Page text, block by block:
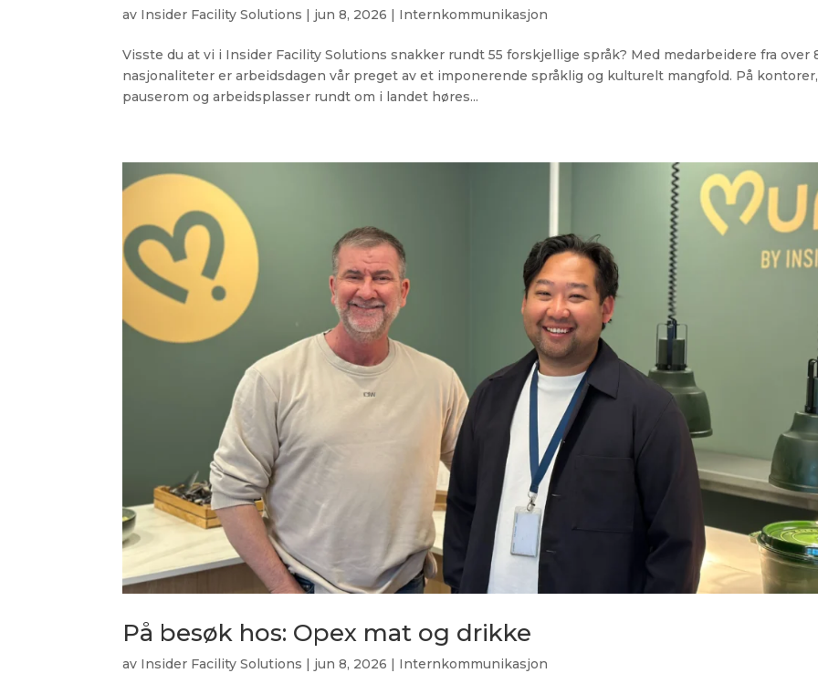
av Insider Facility Solutions jun 8, 2026 Internkommunikasjon
Visste du at vi i Insider Facility Solutions snakker rundt 55 forskjellige språk? Med medarbeidere fra over
nasjonaliteter er arbeidsdagen vår preget av et imponerende språklig og kulturelt mangfold. På kontorer,
pauserom og arbeidsplasser rundt om i landet høres...
På besøk hos: Opex mat og drikke
av Insider Facility Solutions | jun 8, 2026 | Internkommunikasjon